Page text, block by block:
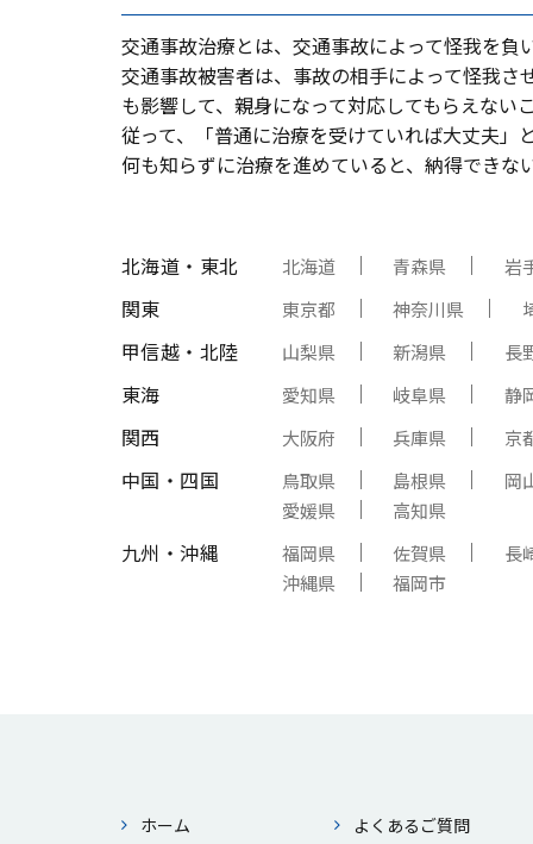
交通事故治療とは、交通事故によって怪我を
交通事故被害者は、事故の相⼿によって怪我
も影響して、親⾝になって対応してもらえな
従って、「普通に治療を受けていれば⼤丈夫
何も知らずに治療を進めていると、納得でき
北海道・東北 北海道 青森県 岩
関東 東京都 神奈川県
甲信越・北陸 山梨県 新潟県 長
東海 愛知県 岐阜県 静
関西 大阪府 兵庫県 京
中国・四国 鳥取県 島根県
岡
愛媛県
高知県
九州・沖縄 福岡県 佐賀県
長
沖縄県
福岡市
ホーム よくあるご質問